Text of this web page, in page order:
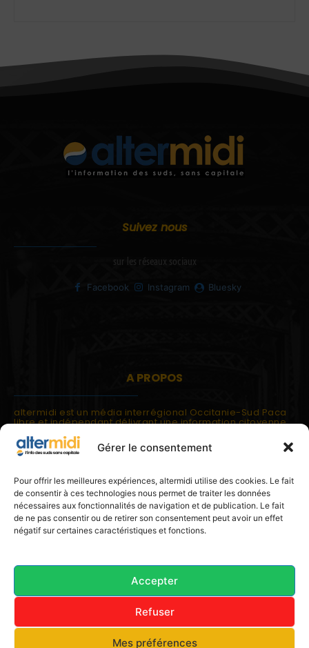
Gérer le consentement
Pour offrir les meilleures expériences, altermidi utilise des cookies. Le fait
de consentir à ces technologies nous permet de traiter les données
nécessaires aux fonctionnalités de navigation et de publication. Le fait
de ne pas consentir ou de retirer son consentement peut avoir un effet
négatif sur certaines caractéristiques et fonctions.
Accepter
Refuser
Mes préférences
Suivez nous
sur les réseaux sociaux
Facebook Instagram Bluesky
A PROPOS
altermidi est un média interrégional Occitanie-Sud Paca
libre et indépendant délivrant une information citoyenne
altermidi est ouvert sur les suds, la méditerranée,
l'europe.
altermidi aborde des thématiques globales évaluées à
partir des constats de terrain ou d'analyses à l'échelon
local.
altermidi c'est l'information capitale, sans capitale.
© 2025 altermidi.org - Les amis d'altermidi